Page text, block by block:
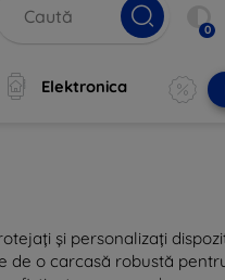
0
Elektronica
și personalizați
de o carcasă robustă